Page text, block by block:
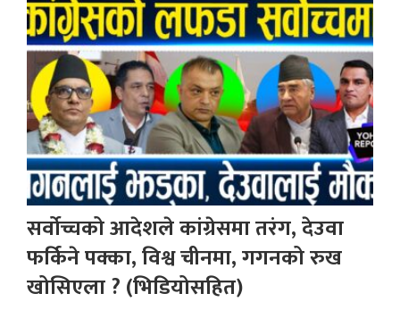
सर्वोच्चको आदेशले कांग्रेसमा तरंग, देउवा
फर्किने पक्का, विश्व चीनमा, गगनको रुख
खोसिएला ? (भिडियोसहित)